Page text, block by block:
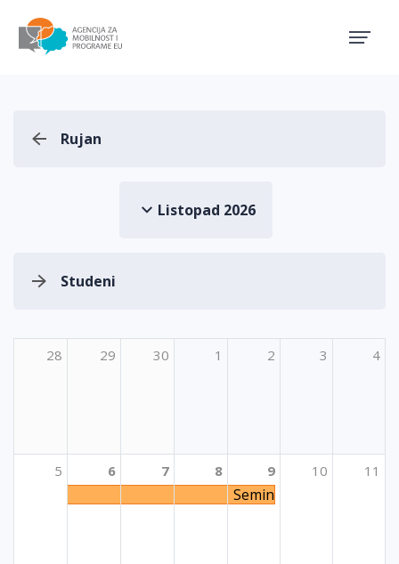
Rujan
Listopad 2026
Studeni
28 29 30 1 2 3 4
5 6 7 8 9
Seminar (TCA):
10 11